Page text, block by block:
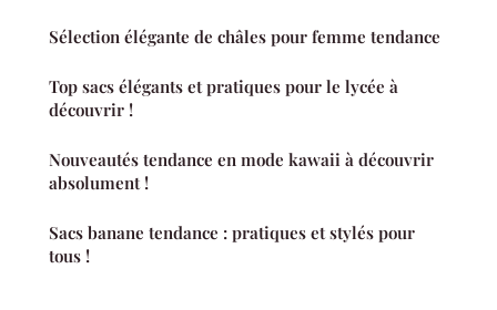
Sélection élégante de châles pour femme tendance
Top sacs élégants et pratiques pour le lycée à
découvrir !
Nouveautés tendance en mode kawaii à découvrir
absolument !
Sacs banane tendance : pratiques et stylés pour
tous !